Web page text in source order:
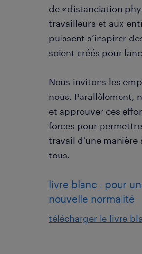
de « distanciation
travailleurs et aux
puissent s’inspirer
soient créés pour
Nous invitons les
nous. Parallèlement,
et approuver ces
forces pour
travail d’une
tous.
livre blanc : pour
nouvelle normalité
télécharger le livre